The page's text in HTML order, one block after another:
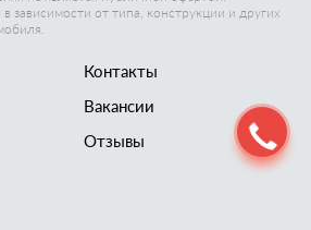
зависимости от типа, конструкции и других
Контакты
Вакансии
Отзывы